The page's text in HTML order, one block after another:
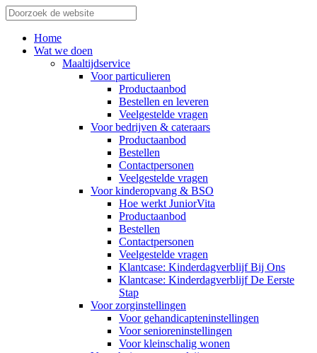
Home
Wat we doen
Maaltijdservice
Voor particulieren
Productaanbod
Bestellen en leveren
Veelgestelde vragen
Voor bedrijven & cateraars
Productaanbod
Bestellen
Contactpersonen
Veelgestelde vragen
Voor kinderopvang & BSO
Hoe werkt JuniorVita
Productaanbod
Bestellen
Contactpersonen
Veelgestelde vragen
Klantcase: Kinderdagverblijf Bij Ons
Klantcase: Kinderdagverblijf De Eerste
Stap
Voor zorginstellingen
Voor gehandicapteninstellingen
Voor senioreninstellingen
Voor kleinschalig wonen